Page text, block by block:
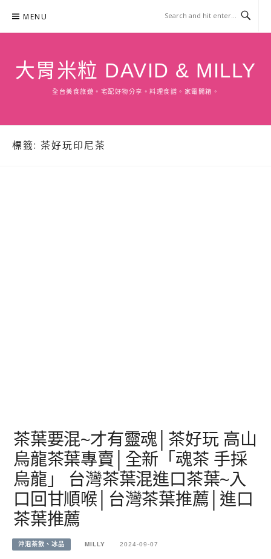
content
MENU
大胃米粒 DAVID & MILLY
全台美食旅遊。宅配好物分享。料理食譜。家電開箱。
標籤: 茶好玩印尼茶
茶葉要混~才有靈魂│茶好玩 高山
烏龍茶葉專賣│全新「魂茶 手採
烏龍」 台灣茶葉混進口茶葉~入
口回甘順喉│台灣茶葉推薦│進口
茶葉推薦
沖泡茶飲、冰品 MILLY 2024-09-07